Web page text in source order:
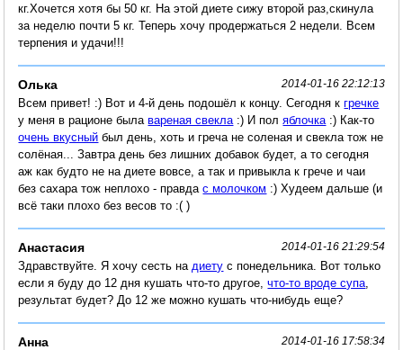
кг.Хочется хотя бы 50 кг. На этой диете сижу второй раз,скинула
за неделю почти 5 кг. Теперь хочу продержаться 2 недели. Всем
терпения и удачи!!!
Олька 2014-01-16 22:12:13
Всем привет! :) Вот и 4-й день подошёл к концу. Сегодня кгречке
у меня в рационе былавареная свекла :) И поляблочка :) Как-то
очень вкусный был день, хоть и греча не соленая и свекла тож не
солёная... Завтра день без лишних добавок будет, а то сегодня
аж как будто не на диете вовсе, а так и привыкла к грече и чаи
без сахара тож неплохо - правдас молочком :) Худеем дальше (и
всё таки плохо без весов то :( )
Анастасия 2014-01-16 21:29:54
Здравствуйте. Я хочу сесть на диету с понедельника. Вот только
если я буду до 12 дня кушать что-то другое,что-то вроде супа
результат будет? До 12 же можно кушать что-нибудь еще?
Анна 2014-01-16 17:58:34